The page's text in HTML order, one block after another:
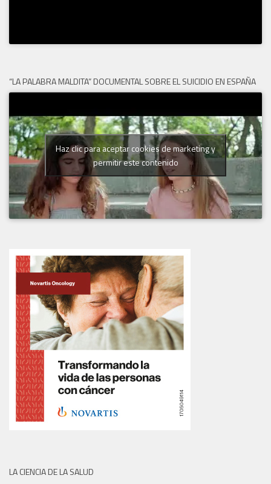
“LA PALABRA MALDITA” DOCUMENTAL SOBRE EL SUICIDIO EN ESPAÑA
Haz clic para aceptar cookies de marketing y
permitir este contenido
LA CIENCIA DE LA SALUD